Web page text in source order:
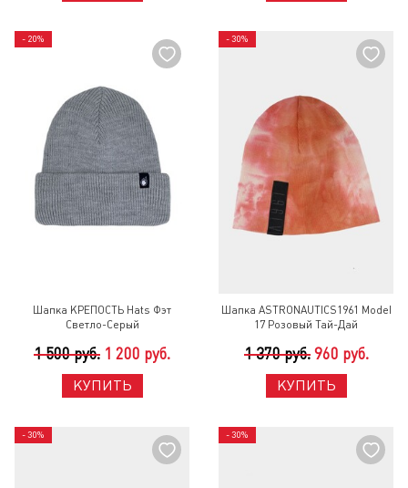
- 20%
Шапка КРЕПОСТЬ Hats Фэт
Светло-Серый
1 500 руб. 1 200 руб.
КУПИТЬ
- 30%
Шапка ASTRONAUTICS1961 Model
17 Розовый Тай-Дай
1 370 руб. 960 руб.
КУПИТЬ
- 30% - 30%